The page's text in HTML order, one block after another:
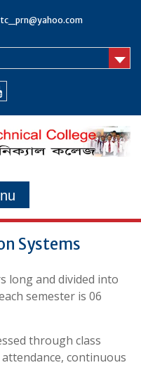
Systems
long and divided into
semester is 06
through class
continuous